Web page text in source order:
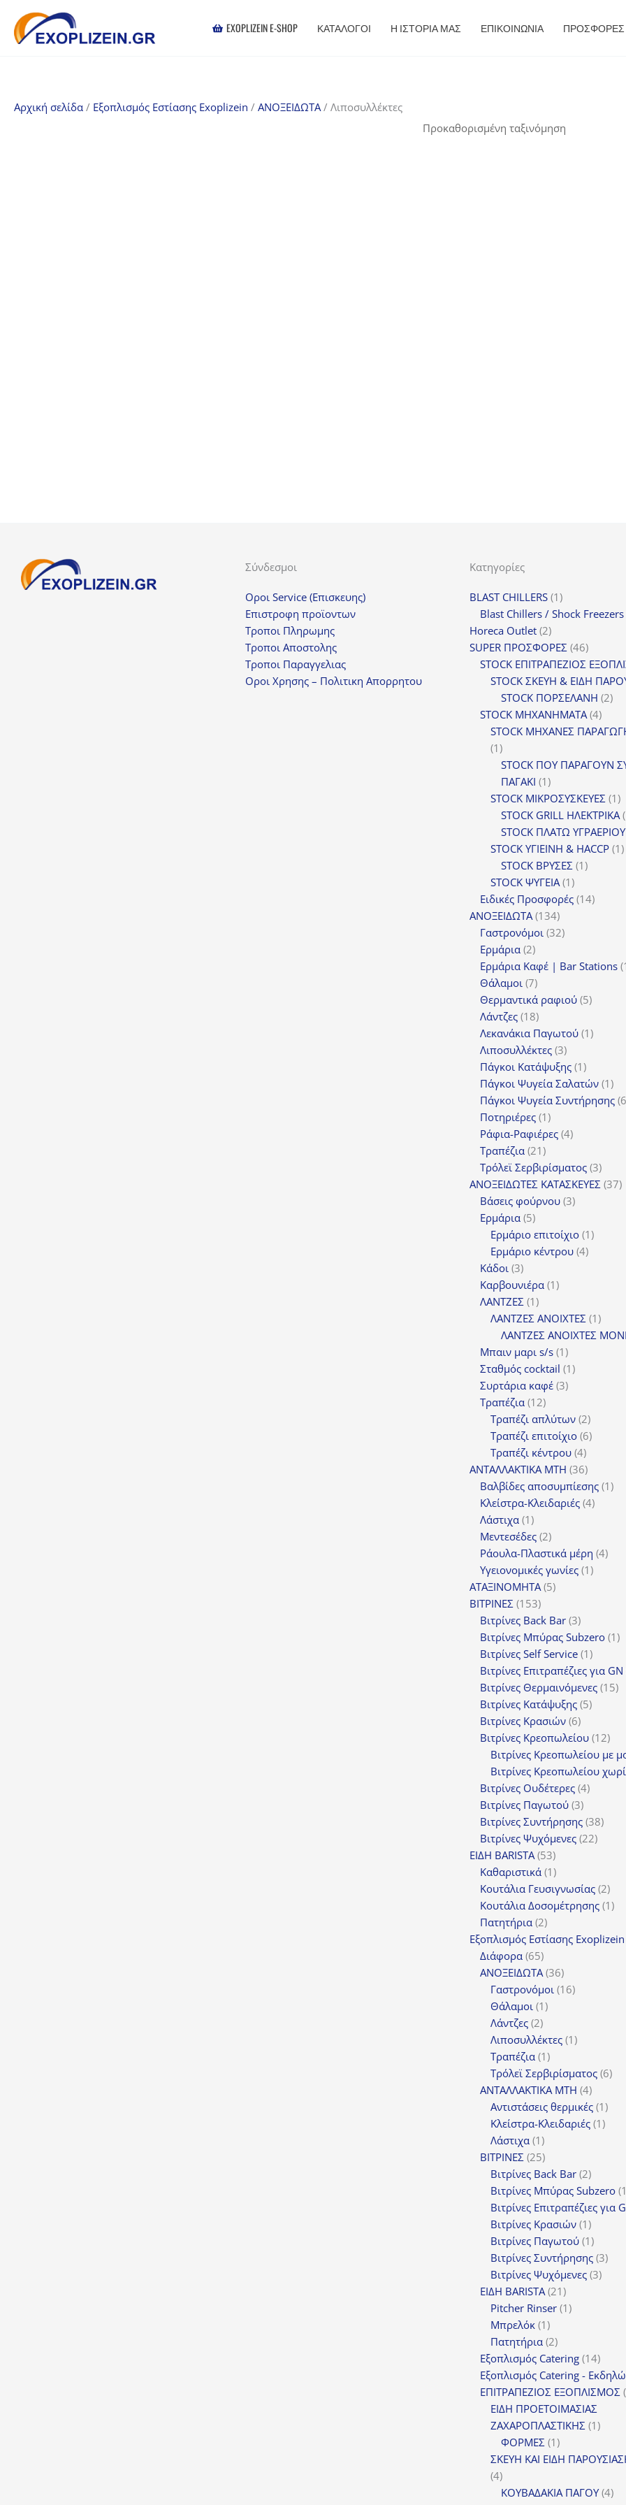
στο
περιεχόμενο
EXOPLIZEIN E-SHOP ΚΑΤΑΛΟΓΟΙ Η ΙΣΤΟΡΙΑ ΜΑΣ ΕΠΙΚΟΙΝΩΝΙΑ ΠΡΟΣΦΟΡΈΣ
Αρχική σελίδα / Εξοπλισμός Εστίασης Exoplizein / ΑΝΟΞΕΙΔΩΤΑ/ Λιποσυλλέκτες
Σύνδεσμοι
Οροι Service (Επισκευης)
Επιστροφη προϊοντων
Τροποι Πληρωμης
Τροποι Αποστολης
Τροποι Παραγγελιας
Οροι Χρησης – Πολιτικη Απορρητου
Κατηγορίες
BLAST CHILLERS 11
προϊόν
Blast Chillers / Shock Freezers
Horeca Outlet 22
προϊόντα
SUPER ΠΡΟΣΦΟΡΕΣ 4646
STOCK ΕΠΙΤΡΑΠΕΖΙΟΣ
STOCK ΣΚΕΥΗ & ΕΙΔΗ
STOCK ΠΟΡΣΕΛΑΝΗ 22
STOCK ΜΗΧΑΝΗΜΑΤΑ 44
STOCK ΜΗΧΑΝΕΣ
11
προϊόν
STOCK ΠΟΥ ΠΑΡΑΓΟΥΝ
ΠΑΓΑΚΙ 11
προϊόν
STOCK ΜΙΚΡΟΣΥΣΚΕΥΕΣ 11
STOCK GRILL ΗΛΕΚΤΡΙΚΑ
STOCK ΠΛΑΤΩ ΥΓΡΑΕΡΙΟΥ
STOCK ΥΓΙΕΙΝΗ & HACCP 11
STOCK ΒΡΥΣΕΣ 11
STOCK ΨΥΓΕΙΑ 11
προϊόν
Ειδικές Προσφορές 1414
ΑΝΟΞΕΙΔΩΤΑ 134134
προϊόντα
Γαστρονόμοι 3232
Ερμάρια 22
προϊόντα
Ερμάρια Καφέ | Bar Stations
Θάλαμοι 77
προϊόντα
Θερμαντικά ραφιού 55
Λάντζες 1818
προϊόντα
Λεκανάκια Παγωτού 11
Λιποσυλλέκτες 33
προϊόντα
Πάγκοι Κατάψυξης 11
προϊόν
Πάγκοι Ψυγεία Σαλατών 11
Πάγκοι Ψυγεία Συντήρησης 6
Ποτηριέρες 11
προϊόν
Ράφια-Ραφιέρες 44
Τραπέζια 2121
προϊόντα
Τρόλεϊ Σερβιρίσματος 33
ΑΝΟΞΕΙΔΩΤΕΣ ΚΑΤΑΣΚΕΥΕΣ 3737
Βάσεις φούρνου 33
Ερμάρια 55
προϊόντα
Ερμάριο επιτοίχιο 11
Ερμάριο κέντρου 44
Κάδοι 33
προϊόντα
Καρβουνιέρα 11
ΛΑΝΤΖΕΣ 11
προϊόν
ΛΑΝΤΖΕΣ ΑΝΟΙΧΤΕΣ 11
ΛΑΝΤΖΕΣ ΑΝΟΙΧΤΕΣ
Μπαιν μαρι s/s 11
προϊόν
Σταθμός cocktail 11
Συρτάρια καφέ 33
Τραπέζια 1212
προϊόντα
Τραπέζι απλύτων 22
προϊόντα
Τραπέζι επιτοίχιο 66
Τραπέζι κέντρου 44
προϊόντα
ΑΝΤΑΛΛΑΚΤΙΚΑ MTH 3636
προϊόντα
Βαλβίδες αποσυμπίεσης 11
Κλείστρα-Κλειδαριές 44
Λάστιχα 11
προϊόν
Μεντεσέδες 22
προϊόντα
Ράουλα-Πλαστικά μέρη 44
Υγειονομικές γωνίες 11
ΑΤΑΞΙΝΟΜΗΤΑ 55
ΒΙΤΡΙΝΕΣ 153153
προϊόντα
Βιτρίνες Back Bar 33
προϊόντα
Βιτρίνες Mπύρας Subzero 11
Βιτρίνες Self Service 11
προϊόν
Βιτρίνες Επιτραπέζιες για GN
Βιτρίνες Θερμαινόμενες 1515
Βιτρίνες Κατάψυξης 55
Βιτρίνες Κρασιών 66
προϊόντα
Βιτρίνες Κρεοπωλείου 1212
Βιτρίνες Κρεοπωλείου με
Βιτρίνες Κρεοπωλείου
Βιτρίνες Ουδέτερες 44
Βιτρίνες Παγωτού 33
προϊόντα
Βιτρίνες Συντήρησης 3838
Βιτρίνες Ψυχόμενες 2222
ΕΙΔΗ BARISTA 5353
προϊόντα
Καθαριστικά 11
προϊόν
Κουτάλια Γευσιγνωσίας 22
Κουτάλια Δοσομέτρησης 11
Πατητήρια 22
προϊόντα
Εξοπλισμός Εστίασης Exoplizein
Διάφορα 6565
προϊόντα
ΑΝΟΞΕΙΔΩΤΑ 3636
προϊόντα
Γαστρονόμοι 1616
Θάλαμοι 11
Λάντζες 22
προϊόντα
Λιποσυλλέκτες 11
Τραπέζια 11
προϊόν
Τρόλεϊ Σερβιρίσματος 66
ΑΝΤΑΛΛΑΚΤΙΚΑ MTH 44
Αντιστάσεις θερμικές 11
Κλείστρα-Κλειδαριές 11
Λάστιχα 11
προϊόν
ΒΙΤΡΙΝΕΣ 2525
προϊόντα
Βιτρίνες Back Bar 22
Βιτρίνες Mπύρας Subzero 1
Βιτρίνες Επιτραπέζιες για
Βιτρίνες Κρασιών 11
προϊόν
Βιτρίνες Παγωτού 11
προϊόν
Βιτρίνες Συντήρησης 33
Βιτρίνες Ψυχόμενες 33
ΕΙΔΗ BARISTA 2121
προϊόντα
Pitcher Rinser 11
Μπρελόκ 11
προϊόν
Πατητήρια 22
προϊόντα
Εξοπλισμός Catering 1414
Εξοπλισμός Catering -
ΕΠΙΤΡΑΠΕΖΙΟΣ ΕΞΟΠΛΙΣΜΟΣ
ΕΙΔΗ ΠΡΟΕΤΟΙΜΑΣΙΑΣ
ΖΑΧΑΡΟΠΛΑΣΤΙΚΗΣ 11
ΦΟΡΜΕΣ 11
προϊόν
ΣΚΕΥΗ ΚΑΙ ΕΙΔΗ
44
προϊόντα
ΚΟΥΒΑΔΑΚΙΑ ΠΑΓΟΥ 44